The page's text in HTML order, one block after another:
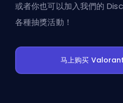
或者你也可以加入我們的
各種抽獎活動！
马上购买